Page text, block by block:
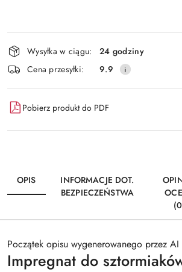
Wyślij
Dostępność
i
dostawa
Wysyłka w ciągu:
24 godziny
Cena przesyłki:
9.9
Pobierz produkt do PDF
OPIS
INFORMACJE DOT.
BEZPIECZEŃSTWA
Początek opisu wygenerowanego przez AI
Impregnat do